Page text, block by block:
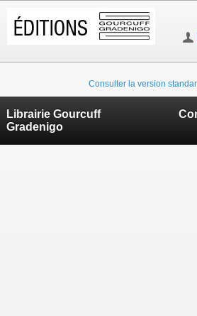
Consulter la version
Librairie Gourcuff
Gradenigo